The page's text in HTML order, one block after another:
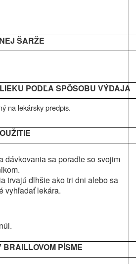
ŠARŽE
PODĽA SPÔSOBU VÝDAJA
na lekársky predpis.
dávkovania sa poraďte so svojim
trvajú dlhšie ako tri dni alebo sa
vyhľadať lekára.
BRAILLOVOM PÍSME